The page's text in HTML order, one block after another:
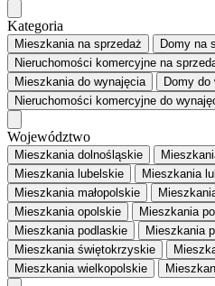
Kategoria
Mieszkaniana sprzedaż Domy na
Nieruchomości komercyjne na
Mieszkaniado wynajęcia Domy do
Nieruchomości komercyjne do
Województwo
Mieszkania dolnośląskie
Mieszkania lubelskie
Mieszkania
Mieszkania małopolskie
Mieszkania opolskie
Mieszkania
Mieszkania podlaskie
Mieszkania
Mieszkania świętokrzyskie
Mieszkania wielkopolskie